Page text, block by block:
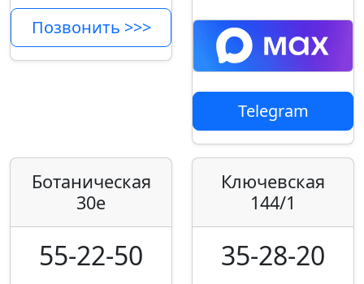
Позвонить >>>
Telegram
Ботаническая
30е
55-22-50
Ключевская
144/1
35-28-20